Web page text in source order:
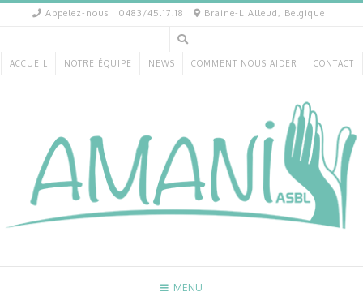
Appelez-nous : 0483/45.17.18 Braine-L'Alleud, Belgique
ACCUEIL NOTRE ÉQUIPE NEWS COMMENT NOUS AIDER CONTACT
MENU